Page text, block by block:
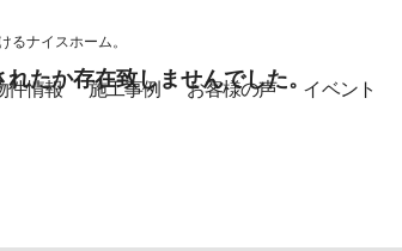
るナイスホーム。
件情報 施工事例 お客様の声 イベント
たか存在致しませんでした。